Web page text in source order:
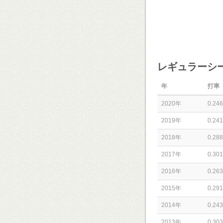
レギュラーシ
年 打率
2020年 0.246
2019年 0.241
2018年 0.288
2017年 0.301
2016年 0.263
2015年 0.291
2014年 0.243